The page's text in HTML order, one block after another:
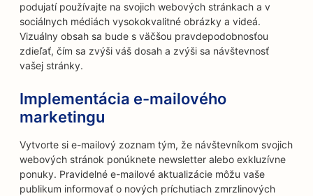
podujatí používajte na svojich webových stránkach a v
sociálnych médiách vysokokvalitné obrázky a videá.
Vizuálny obsah sa bude s väčšou pravdepodobnosťou
zdieľať, čím sa zvýši váš dosah a zvýši sa návštevnosť
vašej stránky.
Implementácia e-mailového
marketingu
Vytvorte si e-mailový zoznam tým, že návštevníkom svojich
webových stránok ponúknete newsletter alebo exkluzívne
ponuky. Pravidelné e-mailové aktualizácie môžu vaše
publikum informovať o nových príchutiach zmrzlinových